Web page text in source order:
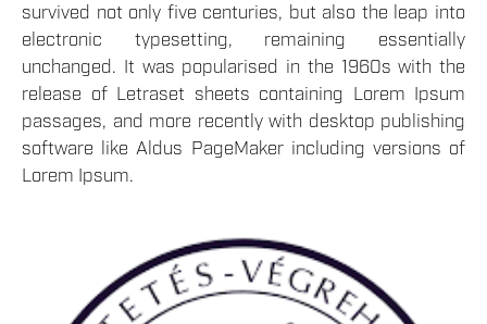
survived not only five centuries, but also the leap into
electronic typesetting, remaining essentially
unchanged. It was popularised in the 1960s with the
release of Letraset sheets containing Lorem Ipsum
passages, and more recently with desktop publishing
software like Aldus PageMaker including versions of
Lorem Ipsum.